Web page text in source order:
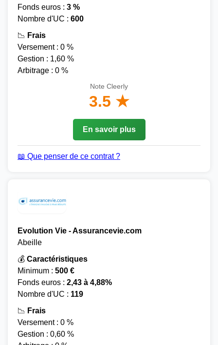
Fonds euros : 3 %
Nombre d'UC : 600
📉 Frais
Versement : 0 %
Gestion : 1,60 %
Arbitrage : 0 %
Note Cleerly
3.5 ★
En savoir plus
📖 Que penser de ce contrat ?
Evolution Vie - Assurancevie.com
Abeille
💰 Caractéristiques
Minimum : 500 €
Fonds euros : 2,43 à 4,88%
Nombre d'UC : 119
📉 Frais
Versement : 0 %
Gestion : 0,60 %